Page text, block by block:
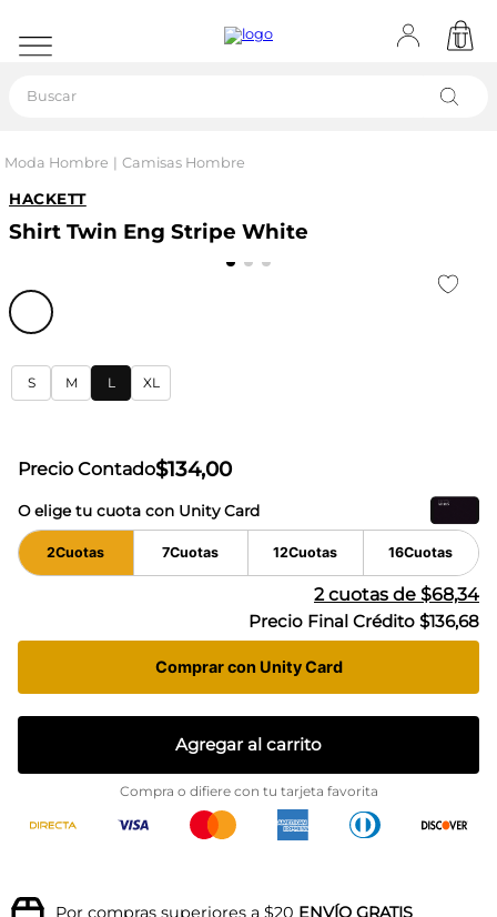
Moda Hombre Camisas Hombre
HACKETT
Shirt Twin Eng Stripe White
S M L XL
Precio Contado$134,00
O elige tu cuota con Unity Card
2Cuotas 7Cuotas 12Cuotas 16Cuotas
2cuotas de $68,34
Precio Final Crédito $136,68
Comprar con Unity Card
Agregar al carrito
Compra o difiere con tu tarjeta favorita